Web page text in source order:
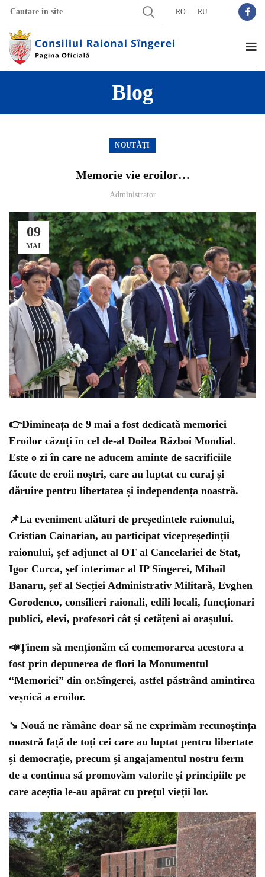
RO RU
Blog
NOUTĂȚI
Memorie vie eroilor…
Administrator
09
MAI
👉Dimineața de 9 mai a fost dedicată memoriei
Eroilor căzuți în cel de-al Doilea Război Mondial.
Este o zi în care ne aducem aminte de sacrificiile
făcute de eroii noștri, care au luptat cu curaj și
dăruire pentru libertatea și independența noastră.
📌La eveniment alături de președintele raionului,
Cristian Cainarian, au participat vicepreședinții
raionului, șef adjunct al OT al Cancelariei de Stat,
Igor Curca, șef interimar al IP Sîngerei, Mihail
Banaru, șef al Secției Administrativ Militară, Evghen
Gorodenco, consilieri raionali, edili locali, funcționari
publici, elevi, profesori cât și cetățeni ai orașului.
📣Ținem să menționăm că comemorarea acestora a
fost prin depunerea de flori la Monumentul
“Memoriei” din or.Sîngerei, astfel păstrând amintirea
veșnică a eroilor.
↘ Nouă ne rămâne doar să ne exprimăm recunoștința
noastră față de toți cei care au luptat pentru libertate
și democrație, precum și angajamentul nostru ferm
de a continua să promovăm valorile și principiile pe
care aceștia le-au apărat cu prețul vieții lor.